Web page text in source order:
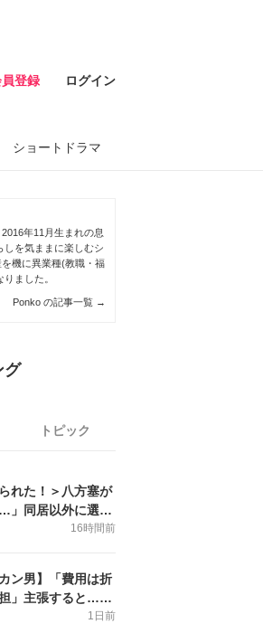
登録 ログイン
ショートドラマ
年11月生まれの息
しを気ままに楽しむシ
機に異業種(教職・福
ました。
Ponko の記事一覧 →
グ
トピック
れた！＞八方塞が
」同居以外に選択
】
16時間前
ン男】「費用は折
」主張すると…＜
1日前